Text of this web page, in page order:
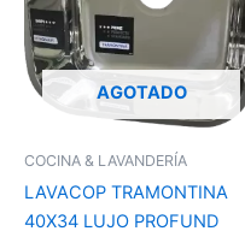
AGOTADO
COCINA & LAVANDERÍA
LAVACOP TRAMONTINA
40X34 LUJO PROFUND